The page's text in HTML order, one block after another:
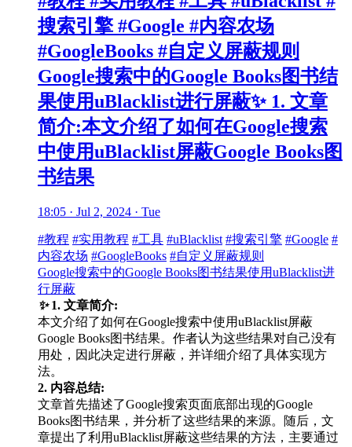
搜索引擎 #Google #内容农场
#GoogleBooks #自定义屏蔽规则
Google搜索中的Google Books图书结
果使用uBlacklist进行屏蔽✨ 1. 文章
简介:本文介绍了如何在Google搜索
中使用uBlacklist屏蔽Google Books图
书结果
18:05 · Jul 2, 2024 · Tue
#教程 #实用教程 #工具 #uBlacklist #搜索引擎 #Google #
内容农场 #GoogleBooks #自定义屏蔽规则
Google搜索中的Google Books图书结果使用uBlacklist进
行屏蔽
✨ 1. 文章简介:
本文介绍了如何在Google搜索中使用uBlacklist屏蔽
Google Books图书结果。作者认为这些结果对自己没有
用处，因此决定进行屏蔽，并详细介绍了具体实现方
法。
2. 内容总结:
文章首先描述了Google搜索页面底部出现的Google
Books图书结果，并分析了这些结果的来源。随后，文
章提出了利用uBlacklist屏蔽这些结果的方法，主要通过